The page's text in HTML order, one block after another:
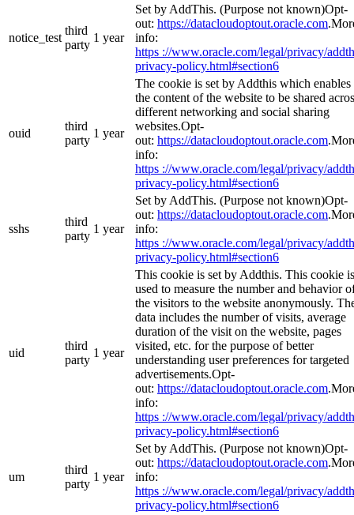
notice_test
third
party
1 year
Set by AddThis. (Purpose not known)Opt-
out: https://datacloudoptout.oracle.com
info:
https ://www.oracle.com/legal/privacy/
privacy-policy.html#section6
ouid
third
party
1 year
The cookie is set by Addthis which enables
the content of the website to be shared
different networking and social sharing
websites.Opt-
out: https://datacloudoptout.oracle.com
info:
https ://www.oracle.com/legal/privacy/
privacy-policy.html#section6
sshs
third
party
1 year
Set by AddThis. (Purpose not known)Opt-
out: https://datacloudoptout.oracle.com
info:
https ://www.oracle.com/legal/privacy/
privacy-policy.html#section6
uid
third
party
1 year
This cookie is set by Addthis. This cookie is
used to measure the number and behavior
the visitors to the website anonymously.
data includes the number of visits, average
duration of the visit on the website, pages
visited, etc. for the purpose of better
understanding user preferences for targeted
advertisements.Opt-
out: https://datacloudoptout.oracle.com
info:
https ://www.oracle.com/legal/privacy/
privacy-policy.html#section6
um
third
party
1 year
Set by AddThis. (Purpose not known)Opt-
out: https://datacloudoptout.oracle.com
info:
https ://www.oracle.com/legal/privacy/
privacy-policy.html#section6